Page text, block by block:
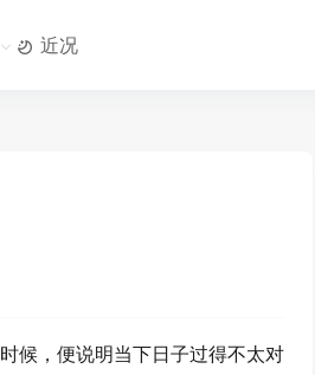
近况
候，便说明当下日子过得不太对